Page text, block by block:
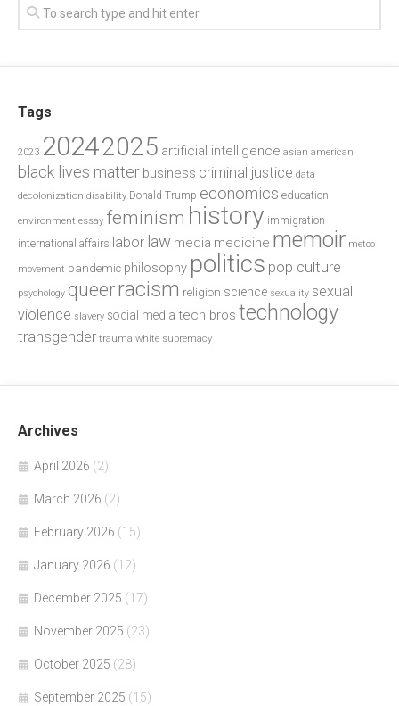
Tags
2023 20242025 artificial intelligence asian american
black lives matter business criminal justice data
decolonization disability Donald Trump economics education
environment essay feminism history immigration
international affairs labor law media medicine memoir metoo
movement pandemic philosophy politics pop culture
psychology queerracism religion science sexuality sexual
violence slavery social media tech bros technology
transgender trauma white supremacy
Archives
April 2026 (2)
March 2026 (2)
February 2026 (15)
January 2026 (12)
December 2025 (17)
November 2025 (23)
October 2025 (28)
September 2025 (15)